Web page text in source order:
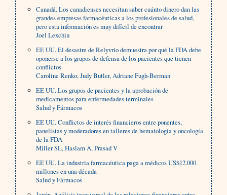
Canadá. Los canadienses necesitan saber cuánto dinero dan las
grandes empresas farmacéuticas a los profesionales de salud,
pero esta información es muy difícil de encontrar
Joel Lexchin
EE UU. El desastre de Relyvrio demuestra por qué la FDA debe
oponerse a los grupos de defensa de los pacientes que tienen
conflictos
Caroline Renko, Judy Butler, Adriane Fugh-Berman
EE UU. Los grupos de pacientes y la aprobación de
medicamentos para enfermedades terminales
Salud y Fármacos
EE UU. Conflictos de interés financieros entre ponentes,
panelistas y moderadores en talleres de hematología y oncología
de la FDA
Miller SL, Haslam A, Prasad V
EE UU. La industria farmacéutica paga a médicos US$12.000
millones en una década
Salud y Fármacos